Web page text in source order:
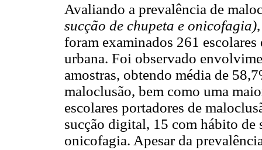
Avaliando a prevalência de
sucção de chupeta e onicofagia)
foram examinados 261
urbana. Foi observado
amostras, obtendo média de
maloclusão, bem como uma
escolares portadores de
sucção digital, 15 com hábito de
onicofagia. Apesar da